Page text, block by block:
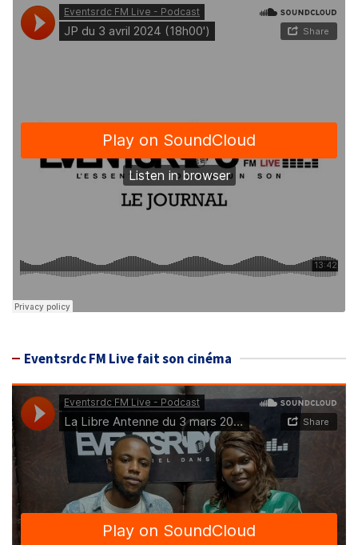
Eventsrdc FM Live fait son cinéma